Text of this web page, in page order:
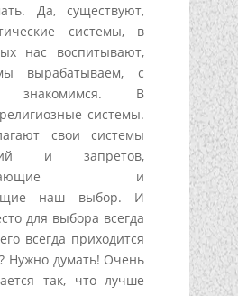
Да, существуют,
системы, в
нас воспитывают,
вырабатываем, с
знакомимся. В
системы.
свои системы
и запретов,
и
наш выбор. И
для выбора всегда
всегда приходится
Нужно думать! Очень
так, что лучше